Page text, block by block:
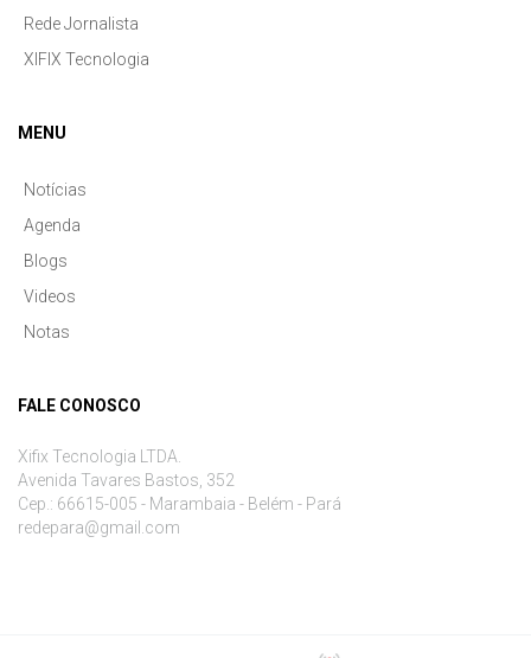
Rede Jornalista
XIFIX Tecnologia
MENU
Notícias
Agenda
Blogs
Videos
Notas
FALE CONOSCO
Xifix Tecnologia LTDA.
Avenida Tavares Bastos, 352
Cep.: 66615-005 - Marambaia - Belém - Pará
redepara@gmail.com